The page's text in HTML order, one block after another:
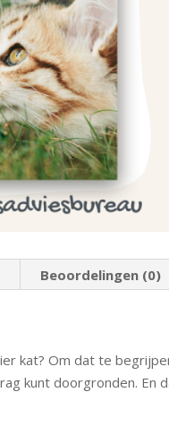
Beoordelingen (0)
kat? Om dat te
kunt doorgronden.